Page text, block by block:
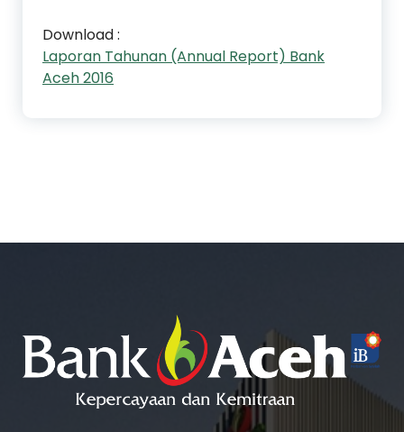
Download :
Laporan Tahunan (Annual Report) Bank
Aceh 2016